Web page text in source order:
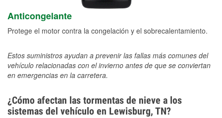
Anticongelante
Protege el motor contra la congelación y el sobrecalentamiento.
Estos suministros ayudan a prevenir las fallas más comunes del
vehículo relacionadas con el invierno antes de que se conviertan
en emergencias en la carretera.
¿Cómo afectan las tormentas de nieve a los
sistemas del vehículo en Lewisburg, TN?